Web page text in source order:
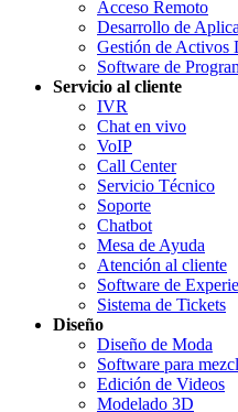
Acceso Remoto
Desarrollo de
Gestión de Activos
Software de
Servicio al cliente
IVR
Chat en vivo
VoIP
Call Center
Servicio Técnico
Soporte
Chatbot
Mesa de Ayuda
Atención al cliente
Software de
Sistema de Tickets
Diseño
Diseño de Moda
Software para
Edición de Videos
Modelado 3D